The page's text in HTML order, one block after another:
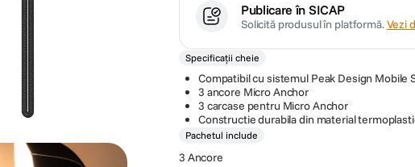
Publicare în SICAP
Solicită produsul în platformă.Vezi
Specificații cheie
Compatibil cu sistemul Peak Design Mobile
3 ancore Micro Anchor
3 carcase pentru Micro Anchor
Constructie durabila din material
Pachetul include
3 Ancore